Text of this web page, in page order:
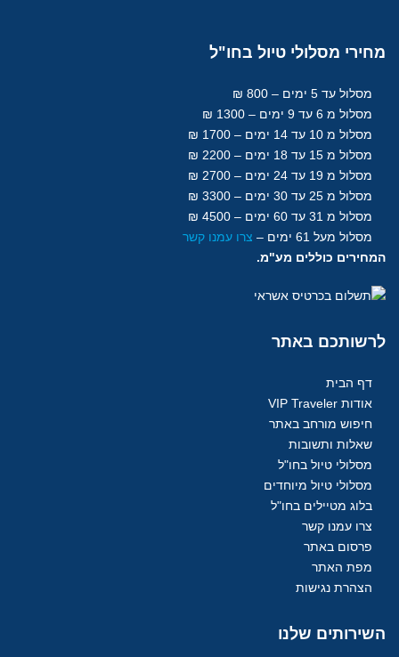
מחירי מסלולי טיול בחו"ל
מסלול עד 5 ימים – 800 ₪
מסלול מ 6 עד 9 ימים – 1300 ₪
מסלול מ 10 עד 14 ימים – 1700 ₪
מסלול מ 15 עד 18
ימים – 2200 ₪
מסלול מ 19 עד 24 ימים – 2700 ₪
מסלול מ 25 עד 30
ימים – 3300 ₪
מסלול מ 31 עד 60
ימים – 4500 ₪
מסלול מעל 61
ימים – צרו עמנו קשר
המחירים כוללים מע"מ.
לרשותכם באתר
דף הבית
אודות VIP Traveler
חיפוש מורחב באתר
שאלות ותשובות
מסלולי טיול בחו"ל
מסלולי טיול מיוחדים
בלוג מטיילים בחו"ל
צרו עמנו קשר
פרסום באתר
מפת האתר
הצהרת נגישות
השירותים שלנו